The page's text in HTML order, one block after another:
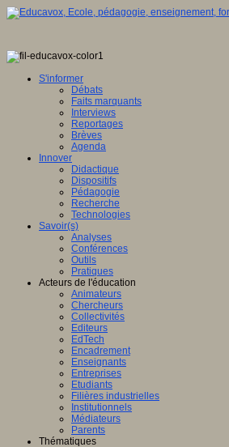
S'informer
Débats
Faits marquants
Interviews
Reportages
Brèves
Agenda
Innover
Didactique
Dispositifs
Pédagogie
Recherche
Technologies
Savoir(s)
Analyses
Conférences
Outils
Pratiques
Acteurs de l'éducation
Animateurs
Chercheurs
Collectivités
Editeurs
EdTech
Encadrement
Enseignants
Entreprises
Etudiants
Filières industrielles
Institutionnels
Médiateurs
Parents
Thématiques